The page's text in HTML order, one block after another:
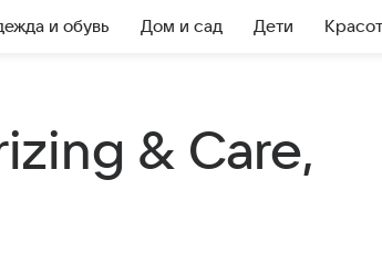
и обувь Дом и сад Дети
& Care,